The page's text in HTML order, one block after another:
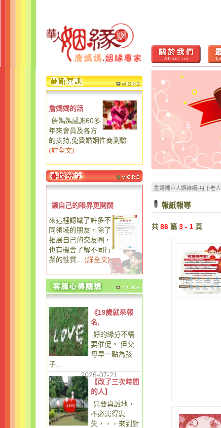
詹媽媽的話
詹媽媽感謝60多
年來會員及各方
的支持,免費婚姻性商測驗
(詳全文)
讓自己的眼界更開闊
來這裡認識了許多不
同領域的朋友，除了
拓展自己的交友圈，
也有機會了解不同行
業的性質...
(詳全文)
《19歲就來報
名,
好的緣分不需
要催促。 但父
母早一點為孩
子...
2026-07-21
【改了三次時間
的人】
只要真誠地，
不必患得患
失，，，來到對
詹媽媽華人姻緣網-月下老
報紙報導
共 86 篇 3 - 1 頁